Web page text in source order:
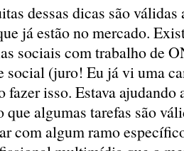
dessas dicas são válidas
já estão no mercado.
sociais com trabalho de
social (juro! Eu já vi uma
fazer isso. Estava ajudando
que algumas tarefas são
com algum ramo